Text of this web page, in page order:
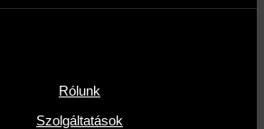
Rólunk
Szolgáltatások